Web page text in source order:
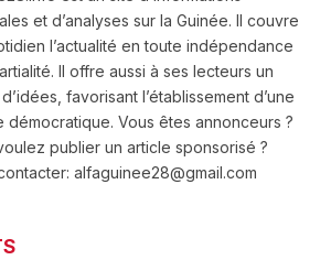
et d’analyses sur la Guinée. Il couvre
l’actualité en toute indépendance
Il offre aussi à ses lecteurs un
favorisant l’établissement d’une
démocratique. Vous êtes annonceurs ?
publier un article sponsorisé ?
alfaguinee28@gmail.com